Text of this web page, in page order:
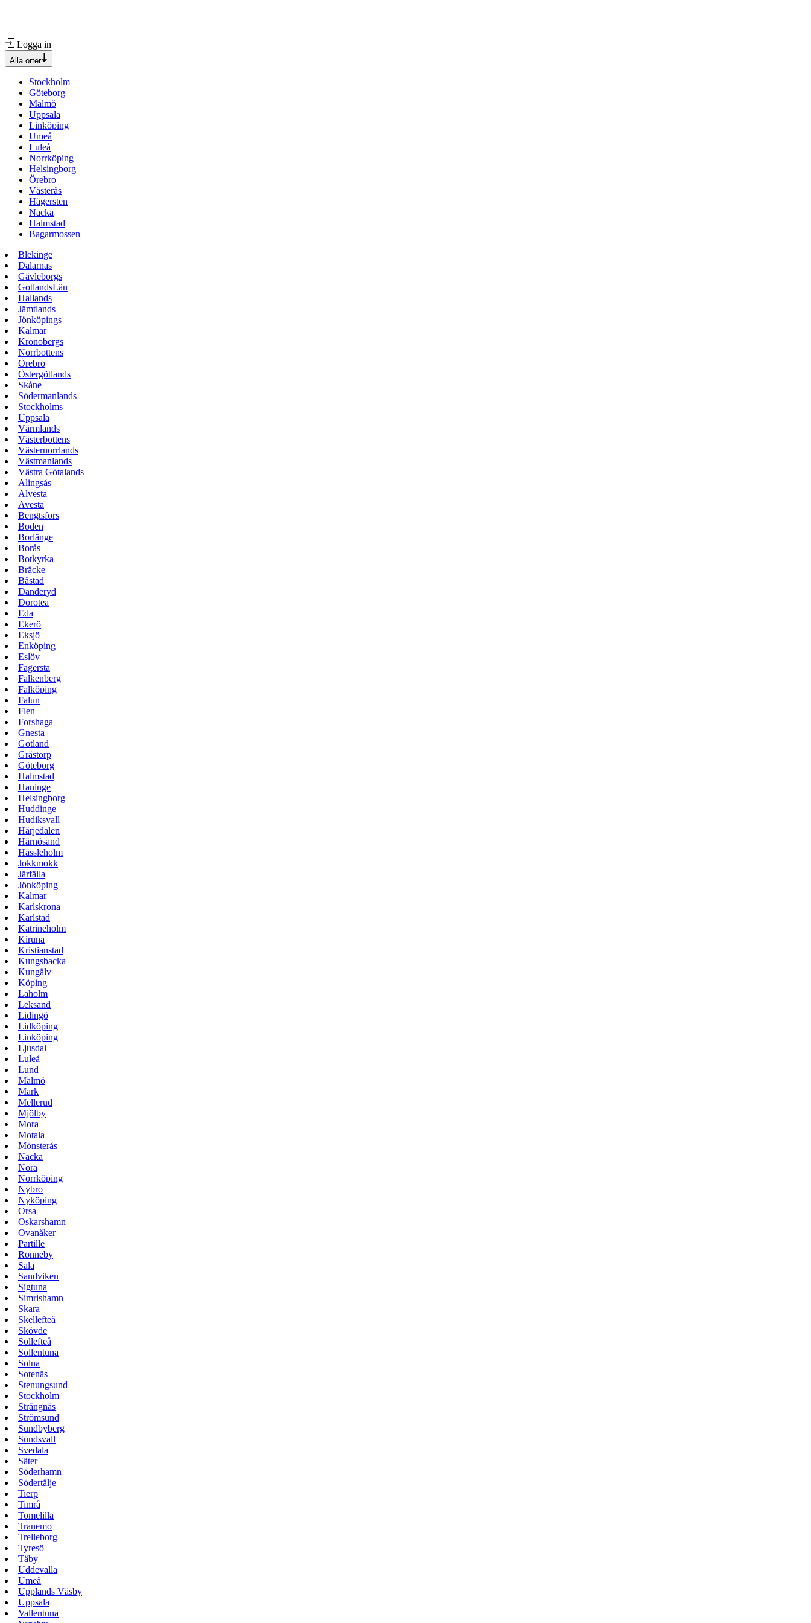
Logga in
Alla orter
Stockholm
Göteborg
Malmö
Uppsala
Linköping
Umeå
Luleå
Norrköping
Helsingborg
Örebro
Västerås
Hägersten
Nacka
Halmstad
Bagarmossen
Blekinge
Dalarnas
Gävleborgs
GotlandsLän
Hallands
Jämtlands
Jönköpings
Kalmar
Kronobergs
Norrbottens
Örebro
Östergötlands
Skåne
Södermanlands
Stockholms
Uppsala
Värmlands
Västerbottens
Västernorrlands
Västmanlands
Västra Götalands
Alingsås
Alvesta
Avesta
Bengtsfors
Boden
Borlänge
Borås
Botkyrka
Bräcke
Båstad
Danderyd
Dorotea
Eda
Ekerö
Eksjö
Enköping
Eslöv
Fagersta
Falkenberg
Falköping
Falun
Flen
Forshaga
Gnesta
Gotland
Grästorp
Göteborg
Halmstad
Haninge
Helsingborg
Huddinge
Hudiksvall
Härjedalen
Härnösand
Hässleholm
Jokkmokk
Järfälla
Jönköping
Kalmar
Karlskrona
Karlstad
Katrineholm
Kiruna
Kristianstad
Kungsbacka
Kungälv
Köping
Laholm
Leksand
Lidingö
Lidköping
Linköping
Ljusdal
Luleå
Lund
Malmö
Mark
Mellerud
Mjölby
Mora
Motala
Mönsterås
Nacka
Nora
Norrköping
Nybro
Nyköping
Orsa
Oskarshamn
Ovanåker
Partille
Ronneby
Sala
Sandviken
Sigtuna
Simrishamn
Skara
Skellefteå
Skövde
Sollefteå
Sollentuna
Solna
Sotenäs
Stenungsund
Stockholm
Strängnäs
Strömsund
Sundbyberg
Sundsvall
Svedala
Säter
Söderhamn
Södertälje
Tierp
Timrå
Tomelilla
Tranemo
Trelleborg
Tyresö
Täby
Uddevalla
Umeå
Upplands Väsby
Uppsala
Vallentuna